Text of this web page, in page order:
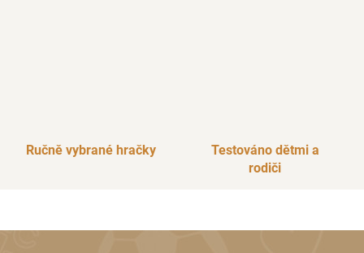
Ručně vybrané hračky
Testováno dětmi a
rodiči